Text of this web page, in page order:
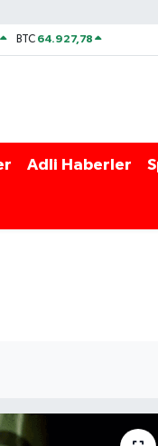
BTC 64.927,78
Adli Haberler